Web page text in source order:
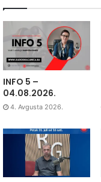
INFO 5 –
04.08.2026.
4. Avgusta 2026.